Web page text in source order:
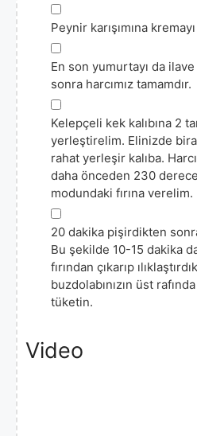
▢
Peynir karışımına
▢
En son yumurtayı da
sonra harcımız tamamdır.
▢
Kelepçeli kek kalıbına 2
yerleştirelim. Elinizde
rahat yerleşir kalıba.
daha önceden 230
modundaki fırına verelim.
▢
20 dakika pişirdikten
Bu şekilde 10-15 dakika
fırından çıkarıp
buzdolabınızın üst
tüketin.
Video